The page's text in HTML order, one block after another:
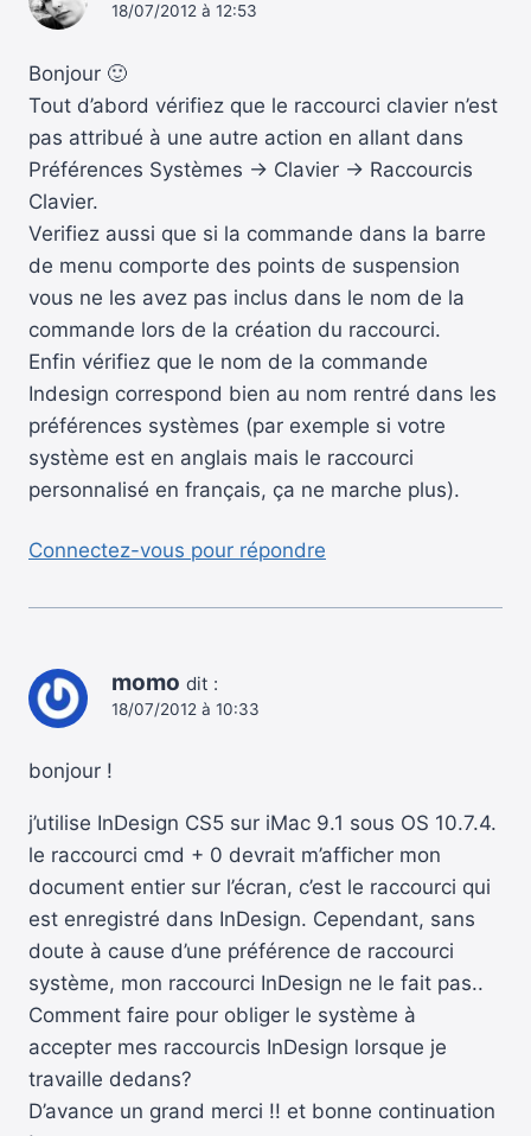
18/07/2012 à 12:53
Bonjour 🙂
Tout d’abord vérifiez que le raccourci clavier n’est
pas attribué à une autre action en allant dans
Préférences Systèmes -> Clavier -> Raccourcis
Clavier.
Verifiez aussi que si la commande dans la barre
de menu comporte des points de suspension
vous ne les avez pas inclus dans le nom de la
commande lors de la création du raccourci.
Enfin vérifiez que le nom de la commande
Indesign correspond bien au nom rentré dans les
préférences systèmes (par exemple si votre
système est en anglais mais le raccourci
personnalisé en français, ça ne marche plus).
Connectez-vous pour répondre
momo dit :
18/07/2012 à 10:33
bonjour !
j’utilise InDesign CS5 sur iMac 9.1 sous OS 10.7.4.
le raccourci cmd + 0 devrait m’afficher mon
document entier sur l’écran, c’est le raccourci qui
est enregistré dans InDesign. Cependant, sans
doute à cause d’une préférence de raccourci
système, mon raccourci InDesign ne le fait pas..
Comment faire pour obliger le système à
accepter mes raccourcis InDesign lorsque je
travaille dedans?
D’avance un grand merci !! et bonne continuation